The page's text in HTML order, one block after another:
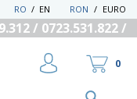
RON / EURO
EN
/
RO
/ 0723.531.822 /
0